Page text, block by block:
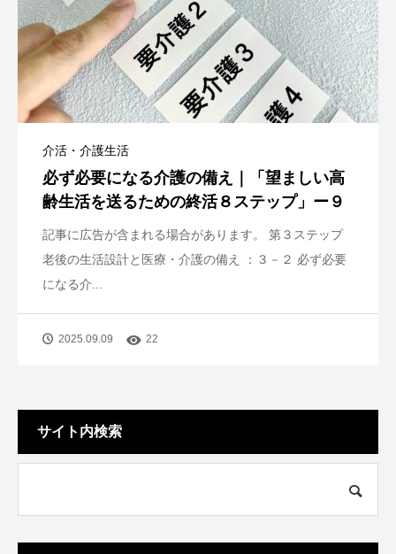
介活・介護生活
必ず必要になる介護の備え｜「望ましい高
齢生活を送るための終活８ステップ」ー９
記事に広告が含まれる場合があります。 第３ステップ
老後の生活設計と医療・介護の備え ：３－２ 必ず必要
になる介...
2025.09.09 22
サイト内検索